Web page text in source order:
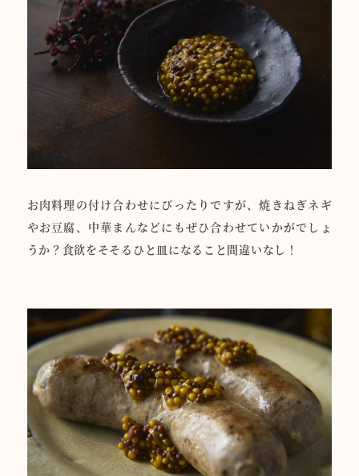
お肉料理の付け合わせにぴったりですが、焼きねぎネギ
やお豆腐、中華まんなどにもぜひ合わせていかがでしょ
うか？食欲をそそるひと皿になること間違いなし！